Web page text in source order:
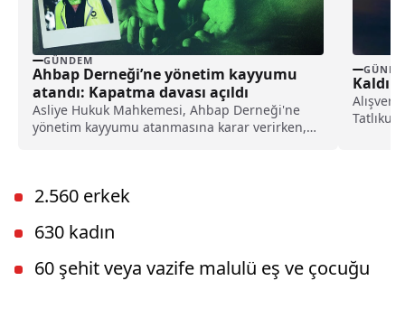
GÜNDEM
Ahbap Derneği’ne yönetim kayyumu
atandı: Kapatma davası açıldı
Asliye Hukuk Mahkemesi, Ahbap Derneği'ne
yönetim kayyumu atanmasına karar verirken,
2.560 erkek
630 kadın
60 şehit veya vazife malulü eş ve çocuğu